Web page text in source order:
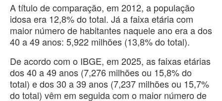
A título de comparação, em 2012, a população
idosa era 12,8% do total. Já a faixa etária com
maior número de habitantes naquele ano era a dos
40 a 49 anos: 5,922 milhões (13,8% do total).
De acordo com o IBGE, em 2025, as faixas etárias
dos 40 a 49 anos (7,276 milhões ou 15,8% do
total) e dos 30 a 39 anos (7,237 milhões ou 15,7%
do total) vêm em seguida com o maior número de